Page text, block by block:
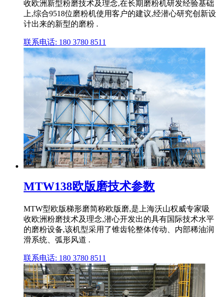
收欧洲新型粉磨技术及理念,在长期磨粉机研发经验基础
上,综合9518位磨粉机使用客户的建议,经潜心研究创新设
计出来的新型的磨粉 .
联系电话: 180 3780 8511
MTW138欧版磨技术参数
MTW型欧版梯形磨简称欧版磨,是上海沃山权威专家吸
收欧洲粉磨技术及理念,潜心开发出的具有国际技术水平
的磨粉设备,该机型采用了锥齿轮整体传动、内部稀油润
滑系统、弧形风道 .
联系电话: 180 3780 8511